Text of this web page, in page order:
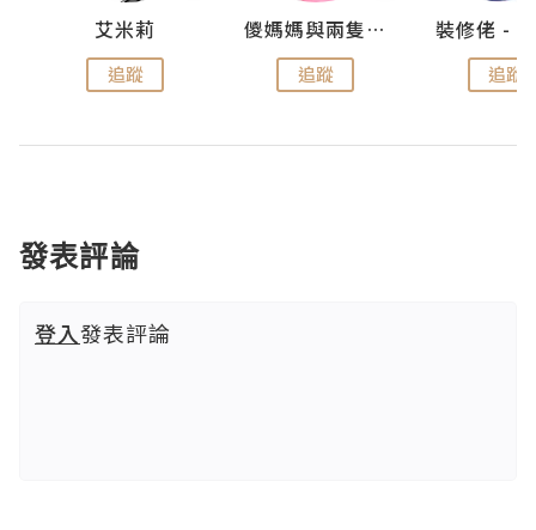
艾米莉
追蹤
儍媽媽與兩隻小魔怪之家
追蹤 追蹤
發表評論
登入發表評論